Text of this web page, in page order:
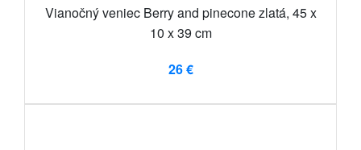
Vianočný veniec Berry and pinecone zlatá, 45 x
10 x 39 cm
26 €